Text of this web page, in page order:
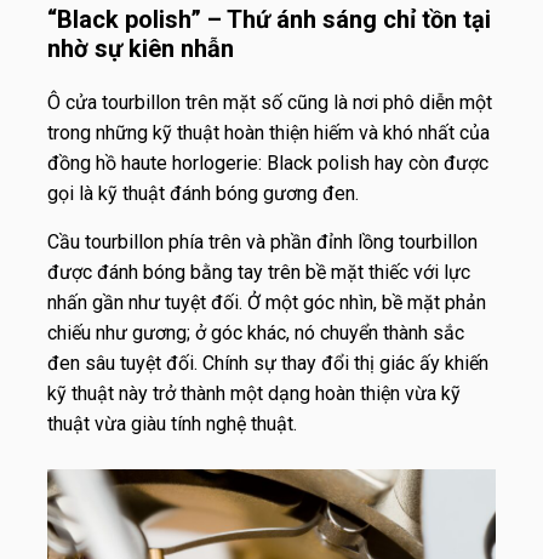
“Black polish” – Thứ ánh sáng chỉ tồn tại
nhờ sự kiên nhẫn
Ô cửa tourbillon trên mặt số cũng là nơi phô diễn một
trong những kỹ thuật hoàn thiện hiếm và khó nhất của
đồng hồ haute horlogerie: Black polish hay còn được
gọi là kỹ thuật đánh bóng gương đen.
Cầu tourbillon phía trên và phần đỉnh lồng tourbillon
được đánh bóng bằng tay trên bề mặt thiếc với lực
nhấn gần như tuyệt đối. Ở một góc nhìn, bề mặt phản
chiếu như gương; ở góc khác, nó chuyển thành sắc
đen sâu tuyệt đối. Chính sự thay đổi thị giác ấy khiến
kỹ thuật này trở thành một dạng hoàn thiện vừa kỹ
thuật vừa giàu tính nghệ thuật.